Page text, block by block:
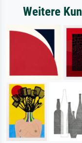
Weitere